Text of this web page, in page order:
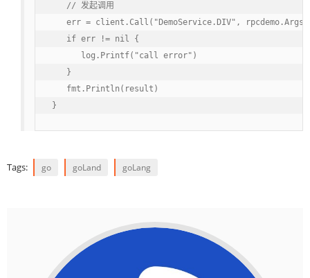
   // 发起调用
err = client.Call("DemoService.DIV",
   if err != nil {
      log.Printf("call error")
   }
   fmt.Println(result)
}
Tags: go goLand goLang